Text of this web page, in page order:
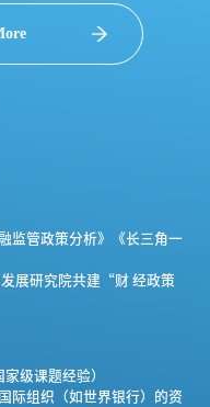
监管政策分析》《长三角一
级课题经验）
际组织（如世界银行）的资